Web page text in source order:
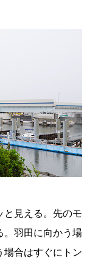
と見える。先のモ
。羽田に向かう場
場合はすぐにトン